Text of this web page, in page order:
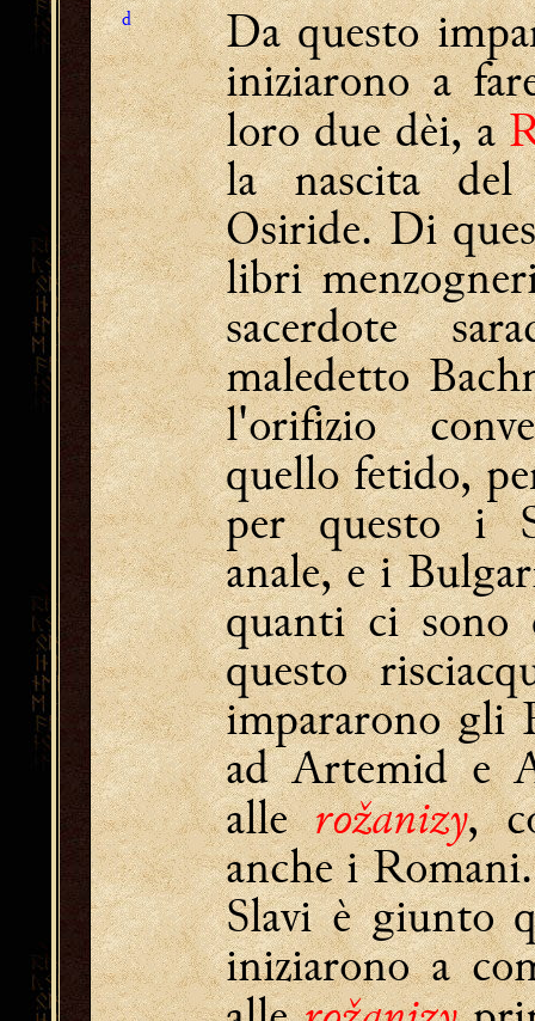
d
Da questo
iniziarono a
loro due dèi, a
la nascita del
Osiride. Di
libri
sacerdote
maledetto
l'orifizio
quello fetido,
per questo i
anale, e i
quanti ci sono
questo
impararono gli
ad Artemid e
allerožanizy,
anche i
Slavi è giunto
iniziarono a